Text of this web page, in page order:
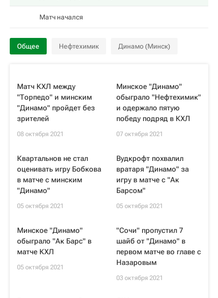
Матч начался
Общее Нефтехимик Динамо (Минск)
Матч КХЛ между
"Торпедо" и минским
"Динамо" пройдет без
зрителей
08 октября 2021
Минское "Динамо"
обыграло "Нефтехимик"
и одержало пятую
победу подряд в КХЛ
07 октября 2021
Квартальнов не стал
оценивать игру Бобкова
в матче с минским
"Динамо"
05 октября 2021
Вудкрофт похвалил
вратаря "Динамо" за
игру в матче с "Ак
Барсом"
05 октября 2021
Минское "Динамо"
обыграло "Ак Барс" в
матче КХЛ
05 октября 2021
"Сочи" пропустил 7
шайб от "Динамо" в
первом матче во главе с
Назаровым
03 октября 2021